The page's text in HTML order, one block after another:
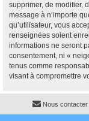
supprimer, de modifier,
message à n’importe
qu’utilisateur, vous
renseignées soient
informations ne seront
consentement, ni «
tenus comme
visant à compromettre
Nous contacter